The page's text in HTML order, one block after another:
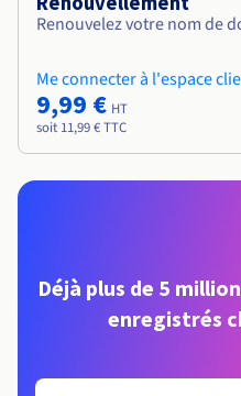
Renouvelez votre nom de
Me connecter à l'espace
9,99 € HT
soit 11,99 € TTC
Déjà plus de 5
enregistrés